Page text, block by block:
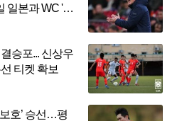
일본과 WC '첫
승포... 신상우
티켓 확보
보호’ 승선…평